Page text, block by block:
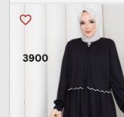
favorite_border